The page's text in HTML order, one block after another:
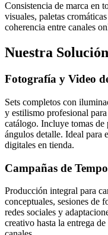
Consistencia de marca en
visuales, paletas
coherencia entre canales
Nuestra
Fotografía y Video
Sets completos con
y estilismo profesional
catálogo. Incluye tomas
ángulos detalle. Ideal para
digitales en tienda.
Campañas de
Producción integral para
conceptuales, sesiones de
redes sociales y
creativo hasta la entrega